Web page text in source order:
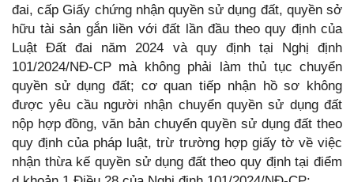
đai, cấp Giấy chứng nhận quyền sử dụng đất, quyền sở
hữu tài sản gắn liền với đất lần đầu theo quy định của
Luật Đất đai năm 2024 và quy định tại Nghị định
101/2024/NĐ-CP mà không phải làm thủ tục chuyển
quyền sử dụng đất; cơ quan tiếp nhận hồ sơ không
được yêu cầu người nhận chuyển quyền sử dụng đất
nộp hợp đồng, văn bản chuyển quyền sử dụng đất theo
quy định của pháp luật, trừ trường hợp giấy tờ về việc
nhận thừa kế quyền sử dụng đất theo quy định tại điểm